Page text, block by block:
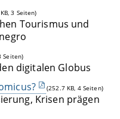
3 Seiten)
Tourismus und
Seiten)
digitalen Globus
(252.7 KB, 4 Seiten)
Krisen prägen